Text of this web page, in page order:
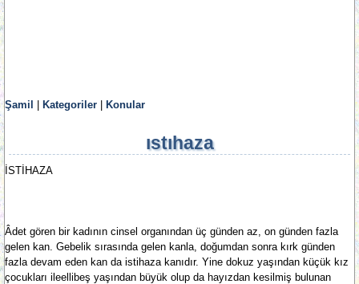
Şamil Kategoriler Konular
ıstıhaza
İSTİHAZA
Âdet gören bir kadının cinsel organından üç günden az, on günden fazla
gelen kan. Gebelik sırasında gelen kanla, doğumdan sonra kırk günden
fazla devam eden kan da istihaza kanıdır. Yine dokuz yaşından küçük kız
çocukları ileellibeş yaşından büyük olup da hayızdan kesilmiş bulunan